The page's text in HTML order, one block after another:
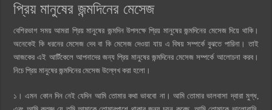
প্রিয় মানুষের জন্মদিনের মেসেজ
বেশিরভাগ সময় আমরা প্রিয় মানুষের জন্মদিন উপলক্ষে প্রিয় মানুষের জন্মদিনের মেসেজ দিয়ে থাকি।
অনেকেই কি ধরনের মেসেজ দেব বা কি মেসেজ দেওয়া যায় এ বিষয় সম্পর্কে বুঝতে পারিনা। তাই
আজকের এই আর্টিকেলে আপনাদের জন্য প্রিয় মানুষের জন্মদিনের মেসেজ সম্পর্কে আলোচনা করব।
নিচে প্রিয় মানুষের জন্মদিনের মেসেজ উল্লেখ করা হলো।
১। এমন কোন দিন নেই যেদিন আমি তোমার কথা ভাববো না। আমি তোমার ভালবাসা দ্বারা মুগ্ধ,